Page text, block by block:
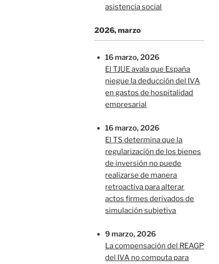
asistencia social
2026, marzo
16 marzo, 2026
El TJUE avala que España
niegue la deducción del IVA
en gastos de hospitalidad
empresarial
16 marzo, 2026
El TS determina que la
regularización de los bienes
de inversión no puede
realizarse de manera
retroactiva para alterar
actos firmes derivados de
simulación subjetiva
9 marzo, 2026
La compensación del REAGP
del IVA no computa para